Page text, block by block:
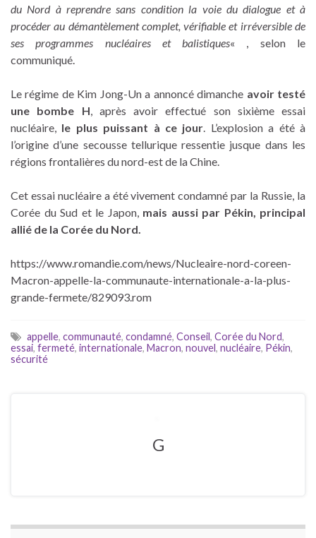
du Nord à reprendre sans condition la voie du dialogue et à
procéder au démantèlement complet, vérifiable et irréversible de
ses programmes nucléaires et balistiques« , selon le
communiqué.
Le régime de Kim Jong-Un a annoncé dimanche avoir testé
une bombe H, après avoir effectué son sixième essai
nucléaire, le plus puissant à ce jour. L’explosion a été à
l’origine d’une secousse tellurique ressentie jusque dans les
régions frontalières du nord-est de la Chine.
Cet essai nucléaire a été vivement condamné par la Russie, la
Corée du Sud et le Japon, mais aussi par Pékin, principal
allié de la Corée du Nord.
https://www.romandie.com/news/Nucleaire-nord-coreen-
Macron-appelle-la-communaute-internationale-a-la-plus-
grande-fermete/829093.rom
appelle, communauté, condamné, Conseil, Corée du Nord,
essai, fermeté, internationale, Macron, nouvel, nucléaire, Pékin,
sécurité
G